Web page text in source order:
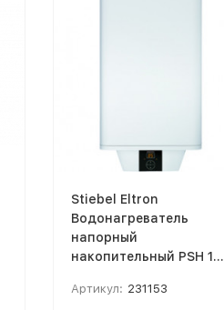
Stiebel Eltron
Водонагреватель
напорный
накопительный PSH 100
Артикул: 231153